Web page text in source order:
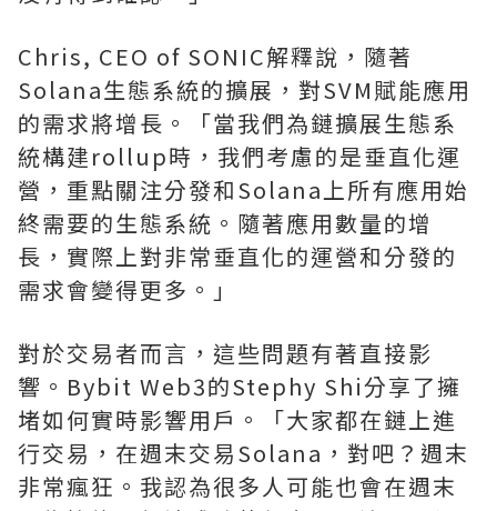
Chris, CEO of SONIC解釋說，隨著
Solana生態系統的擴展，對SVM賦能應用
的需求將增長。「當我們為鏈擴展生態系
統構建rollup時，我們考慮的是垂直化運
營，重點關注分發和Solana上所有應用始
終需要的生態系統。隨著應用數量的增
長，實際上對非常垂直化的運營和分發的
需求會變得更多。」
對於交易者而言，這些問題有著直接影
響。Bybit Web3的Stephy Shi分享了擁
堵如何實時影響用戶。「大家都在鏈上進
行交易，在週末交易Solana，對吧？週末
非常瘋狂。我認為很多人可能也會在週末